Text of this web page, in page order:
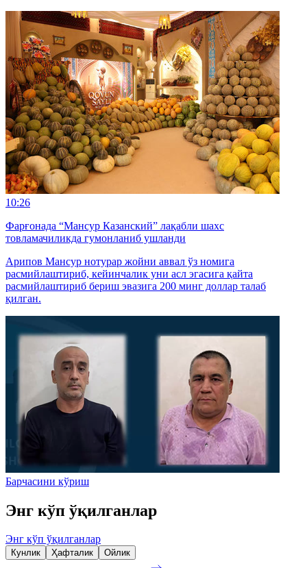
10:26
Фарғонада “Мансур Казанский” лақабли шахс
товламачиликда гумонланиб ушланди
Арипов Мансур нотурар жойни аввал ўз номига
расмийлаштириб, кейинчалик уни асл эгасига қайта
расмийлаштириб бериш эвазига 200 минг доллар талаб
қилган.
Барчасини кўриш
Энг кўп ўқилганлар
Энг кўп ўқилганлар
Кунлик Ҳафталик Ойлик